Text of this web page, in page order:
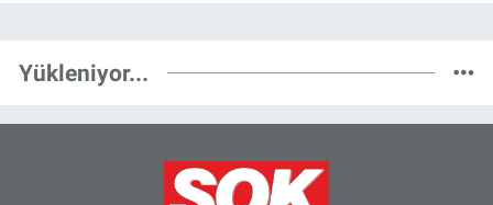
Yükleniyor...